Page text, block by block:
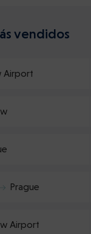
vendidos
Airport
Prague
Airport